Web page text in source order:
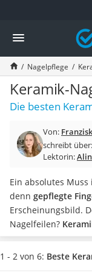
Die beliebtesten
Drogerie
Inhalator
Haarschneider
Rollator
Braun Rasierer
Katzenklappe (Chip)
Masturbator
Massagepistole
Reisehaartrockner
Eiweißpulver
Magnesiumpräparat
Katzenklappe
Nackenmassagegerät
Zeckenschutz Katze
Nagelpflege
Keramik-
Die besten
Von:
schreibt über:
Lektorin:
Ein absolutes
denn gepflegte
Erscheinungsbild.
Nagelfeilen?
Stück hergestellt
haltbar. Wählen
1 - 2 von 6: Beste